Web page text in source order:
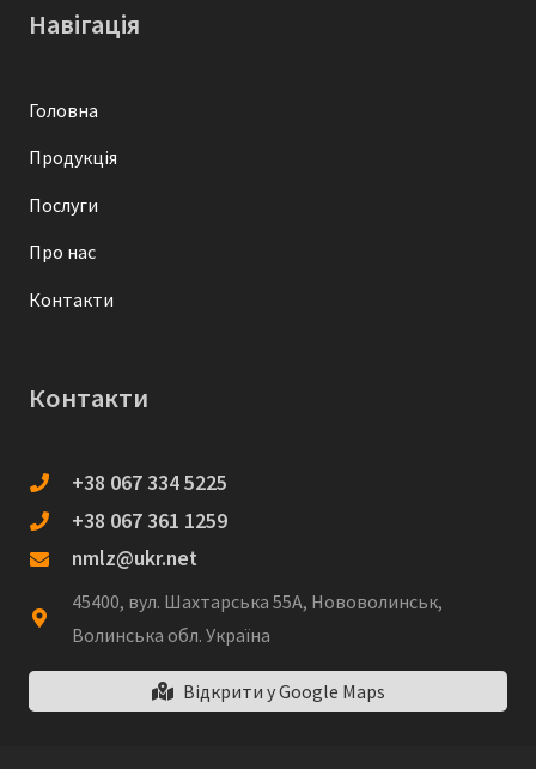
Навігація
Головна
Продукція
Послуги
Про нас
Контакти
Контакти
+38 067 334 5225
+38 067 361 1259
nmlz@ukr.net
45400, вул. Шахтарська 55А, Нововолинськ,
Волинська обл. Україна
Відкрити у Google Maps